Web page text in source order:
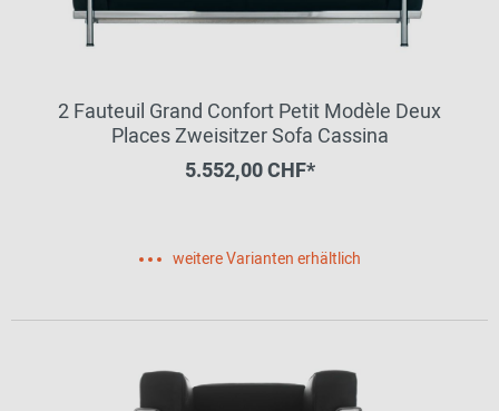
2 Fauteuil Grand Confort Petit Modèle Deux
Places Zweisitzer Sofa Cassina
5.552,00 CHF*
weitere Varianten erhältlich